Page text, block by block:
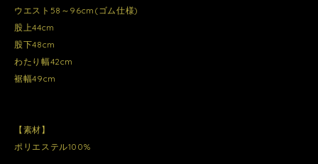
ウエスト58～96cm(ゴム仕様)
股上44cm
股下48cm
わたり幅42cm
裾幅49cm
【素材】
ポリエステル100%